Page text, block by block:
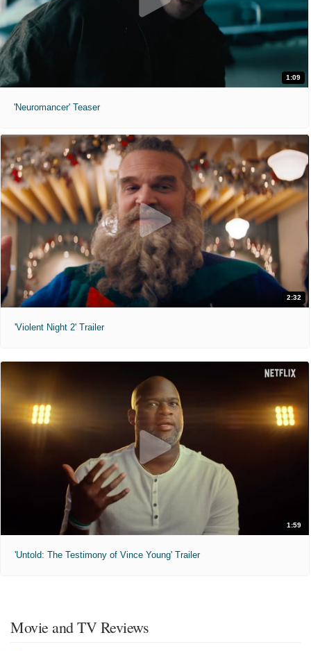
1:09
'Neuromancer' Teaser
2:32
'Violent Night 2' Trailer
1:59
'Untold: The Testimony of Vince Young' Trailer
Movie and TV Reviews